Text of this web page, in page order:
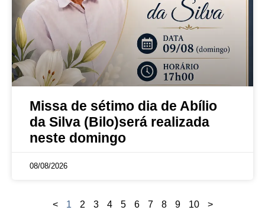
Missa de sétimo dia de Abílio
da Silva (Bilo)será realizada
neste domingo
08/08/2026
< 1 2 3 4 5 6 7 8 9 10 >